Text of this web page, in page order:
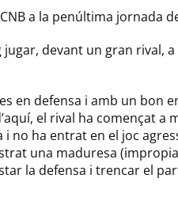
a la penúltima jornada
jugar, devant un gran rival,
en defensa i amb un bon
el rival ha començat
i no ha entrat en el joc
una maduresa
la defensa i trencar el